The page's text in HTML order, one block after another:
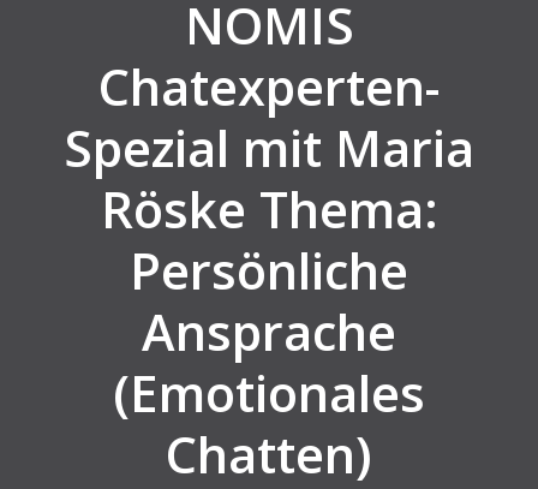
NOMIS
Chatexperten-
Spezial mit Maria
Röske Thema:
Persönliche
Ansprache
(Emotionales
Chatten)